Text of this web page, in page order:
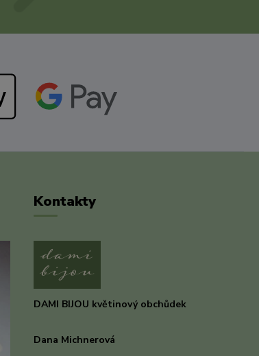
Kontakty
DAMI BIJOU květinový obchůdek
Dana Michnerová